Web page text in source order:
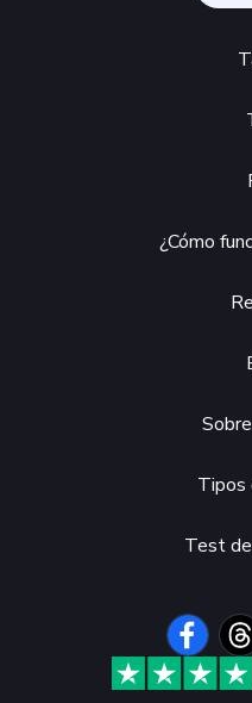
¿Cómo
Tipos
Test